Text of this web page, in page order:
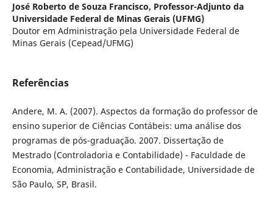
José Roberto de Souza Francisco, Professor-Adjunto da
Universidade Federal de Minas Gerais (UFMG)
Doutor em Administração pela Universidade Federal de
Minas Gerais (Cepead/UFMG)
Referências
Andere, M. A. (2007). Aspectos da formação do professor de
ensino superior de Ciências Contábeis: uma análise dos
programas de pós-graduação. 2007. Dissertação de
Mestrado (Controladoria e Contabilidade) - Faculdade de
Economia, Administração e Contabilidade, Universidade de
São Paulo, SP, Brasil.